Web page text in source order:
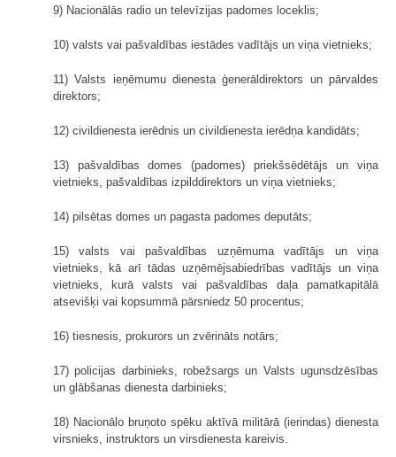
9) Nacionālās radio un televīzijas padomes loceklis;
10) valsts vai pašvaldības iestādes vadītājs un viņa vietnieks;
11) Valsts ieņēmumu dienesta ģenerāldirektors un pārvaldes
direktors;
12) civildienesta ierēdnis un civildienesta ierēdņa kandidāts;
13) pašvaldības domes (padomes) priekšsēdētājs un viņa
vietnieks, pašvaldības izpilddirektors un viņa vietnieks;
14) pilsētas domes un pagasta padomes deputāts;
15) valsts vai pašvaldības uzņēmuma vadītājs un viņa
vietnieks, kā arī tādas uzņēmējsabiedrības vadītājs un viņa
vietnieks, kurā valsts vai pašvaldības daļa pamatkapitālā
atsevišķi vai kopsummā pārsniedz 50 procentus;
16) tiesnesis, prokurors un zvērināts notārs;
17) policijas darbinieks, robežsargs un Valsts ugunsdzēsības
un glābšanas dienesta darbinieks;
18) Nacionālo bruņoto spēku aktīvā militārā (ierindas) dienesta
virsnieks, instruktors un virsdienesta kareivis.